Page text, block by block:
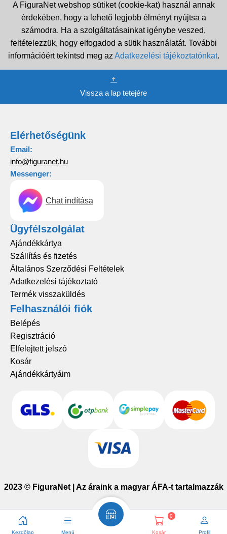
Kezdőlap Menü Kosár
0
Profil
A FiguraNet webshop sütiket (cookie-kat) használ annak
érdekében, hogy a lehető legjobb élményt nyújtsa a
számodra. Ha a szolgáltatásainkat igénybe veszed,
feltételezzük, hogy elfogadod a sütik használatát. További
információért tekintsd meg az Adatkezelési tájékoztatónkat.
Vissza a lap tetejére
Elérhetőségünk
Email:
info@figuranet.hu
Messenger:
Chat indítása
Ügyfélszolgálat
Ajándékkártya
Szállítás és fizetés
Általános Szerződési Feltételek
Adatkezelési tájékoztató
Termék visszaküldés
Felhasználói fiók
Belépés
Regisztráció
Elfelejtett jelszó
Kosár
Ajándékkártyáim
2023 © FiguraNet | Az áraink a magyar ÁFA-t tartalmazzák